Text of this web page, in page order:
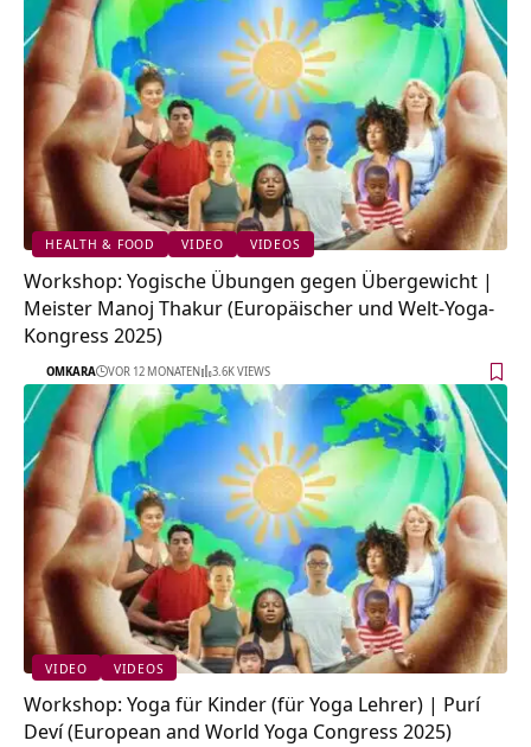
HEALTH & FOOD VIDEO VIDEOS
Workshop: Yogische Übungen gegen Übergewicht |
Meister Manoj Thakur (Europäischer und Welt-Yoga-
Kongress 2025)
OMKARA VOR 12 MONATEN 3.6K VIEWS
VIDEO VIDEOS
Workshop: Yoga für Kinder (für Yoga Lehrer) | Purí
Deví (European and World Yoga Congress 2025)